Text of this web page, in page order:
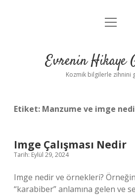
Anasayfa
Yasal Uyarı
menüyü
Evrenin Hikaye
Kozmik bilgilerle zihnini
Etiket: Manzume ve imge
Imge Çalışması Nedir
Tarih: Eylül 29, 2024
Imge nedir ve örnekleri?
“karabiber” anlamına gelen ve